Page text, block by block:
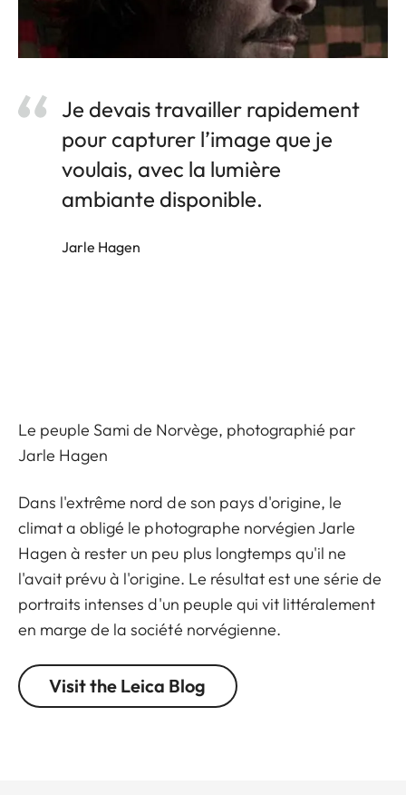
Je devais travailler rapidement
pour capturer l’image que je
voulais, avec la lumière
ambiante disponible.
Jarle Hagen
Le peuple Sami de Norvège, photographié par
Jarle Hagen
Dans l'extrême nord de son pays d'origine, le
climat a obligé le photographe norvégien Jarle
Hagen à rester un peu plus longtemps qu'il ne
l'avait prévu à l'origine. Le résultat est une série de
portraits intenses d'un peuple qui vit littéralement
en marge de la société norvégienne.
Visit the Leica Blog